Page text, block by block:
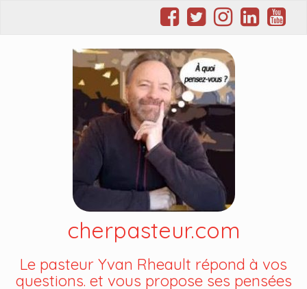
cherpasteur.com
Le pasteur Yvan Rheault répond à vos
questions. et vous propose ses pensées